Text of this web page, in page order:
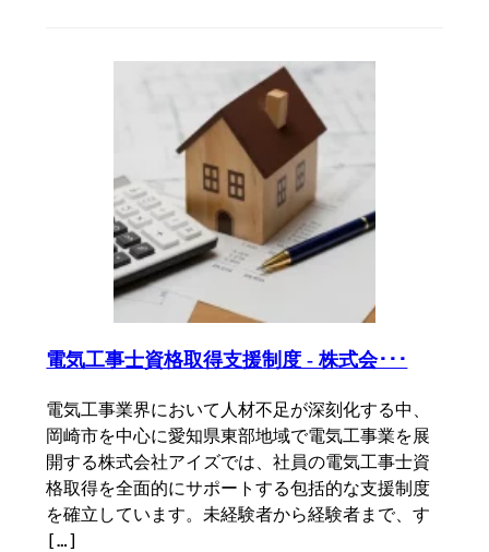
電気工事士資格取得支援制度 - 株式会･･･
電気工事業界において人材不足が深刻化する中、
岡崎市を中心に愛知県東部地域で電気工事業を展
開する株式会社アイズでは、社員の電気工事士資
格取得を全面的にサポートする包括的な支援制度
を確立しています。未経験者から経験者まで、す
[…]